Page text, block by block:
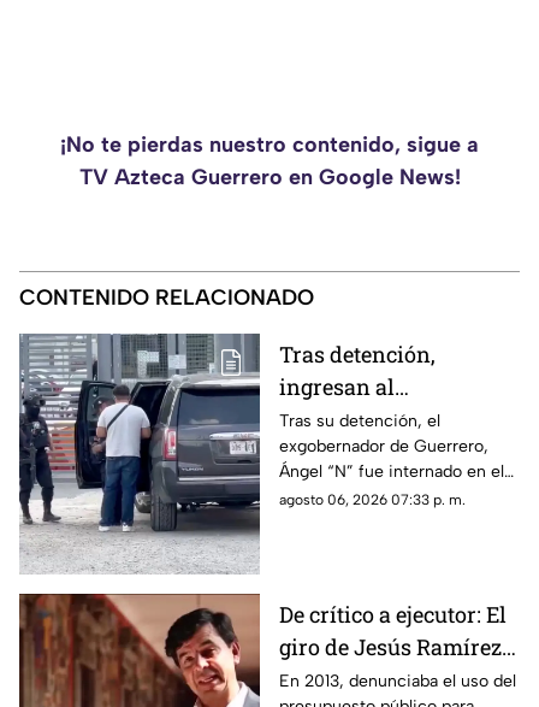
¡No te pierdas nuestro contenido, sigue a
TV Azteca Guerrero en Google News!
CONTENIDO RELACIONADO
Tras detención,
ingresan al
exgobernador Ángel
"N" al penal del
Altiplano
Tras su detención, el
exgobernador de Guerrero,
Ángel “N” fue internado en el
penal del Altiplano; esto es lo
agosto 06, 2026 07:33 p. m.
De crítico a ejecutor: El
giro de Jesús Ramírez
Cuevas sobre la
En 2013, denunciaba el uso del